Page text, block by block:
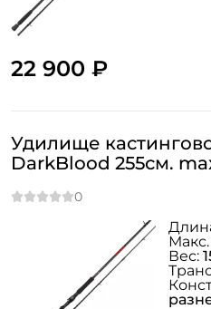
22 900 ₽
Удилище
DarkBlood 255см.
Макс.
Вес: